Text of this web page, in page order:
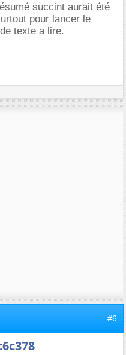
succint aurait été
pour lancer le
texte a lire.
#6